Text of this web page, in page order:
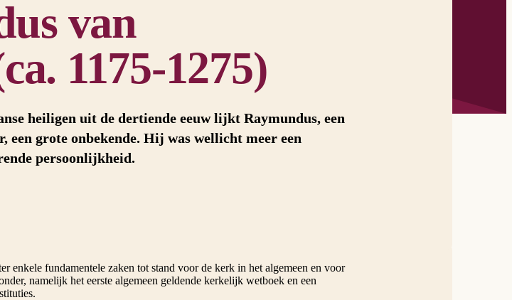
van
1175-1275)
heiligen uit de dertiende eeuw lijkt Raymundus, een
een grote onbekende. Hij was wellicht meer een
persoonlijkheid.
enkele fundamentele zaken tot stand voor de kerk in het algemeen en voor
namelijk het eerste algemeen geldende kerkelijk wetboek en een